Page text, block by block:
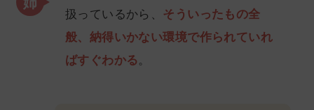
扱っているから、 そういったもの全
般、納得いかない環境で作られていれ
ばすぐわかる。